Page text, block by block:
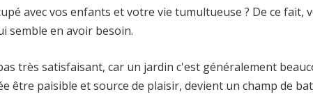
avec vos enfants et votre vie tumultueuse ? De ce fait,
semble en avoir besoin.
très satisfaisant, car un jardin c'est généralement
être paisible et source de plaisir, devient un champ de